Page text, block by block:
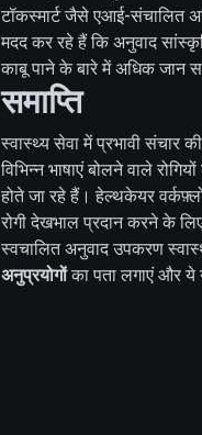
टॉकस्मार्ट जैसे एआई-संचालित
मदद कर रहे हैं कि अनुवाद
काबू पाने के बारे में अधिक जान
समाप्ति
स्वास्थ्य सेवा में प्रभावी संचार
विभिन्न भाषाएं बोलने वाले
होते जा रहे हैं। हेल्थकेयर
रोगी देखभाल प्रदान करने के
स्वचालित अनुवाद उपकरण
अनुप्रयोगोंका पता लगाएं और ये